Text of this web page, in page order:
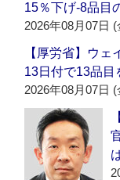
15％下げ‐8品目
2026年08月07日 (
【厚労省】ウェ
13日付で13品目
2026年08月07日 (